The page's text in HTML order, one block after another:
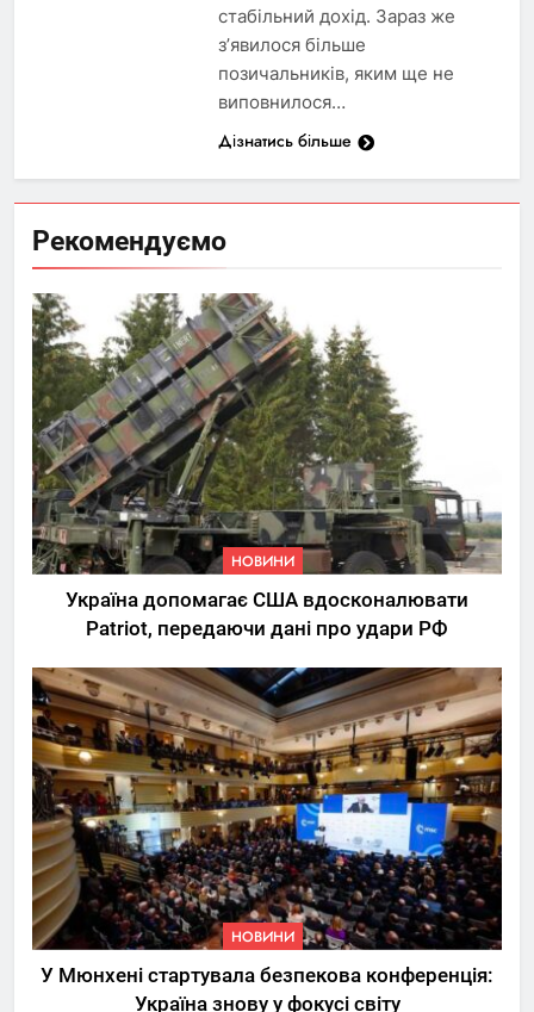
стабільний дохід. Зараз же
з’явилося більше
позичальників, яким ще не
виповнилося…
Дізнатись більше
Рекомендуємо
НОВИНИ
Україна допомагає США вдосконалювати
Patriot, передаючи дані про удари РФ
НОВИНИ
У Мюнхені стартувала безпекова конференція:
Україна знову у фокусі світу